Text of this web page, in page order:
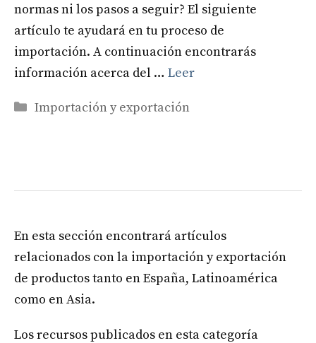
normas ni los pasos a seguir? El siguiente
artículo te ayudará en tu proceso de
importación. A continuación encontrarás
información acerca del … Leer
Categorías
Importación y exportación
En esta sección encontrará artículos
relacionados con la importación y exportación
de productos tanto en España, Latinoamérica
como en Asia.
Los recursos publicados en esta categoría